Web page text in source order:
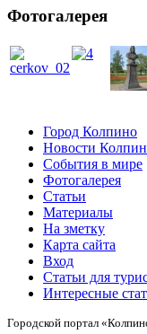
Фотогалерея
Город Колпино
Новости
События в мире
Фотогалерея
Статьи
Материалы
На зметку
Карта сайта
Вход
Статьи для
Интересные
Городской портал